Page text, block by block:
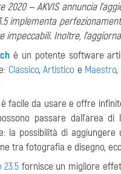
2020 — AKVIS annuncia
implementa
impeccabili. Inoltre,
è un potente software
Classico, Artistico e Maestro,
facile da usare e offre
passare dall'area di
la possibilità di
tra fotografia e disegno,
23.5 fornisce un migliore